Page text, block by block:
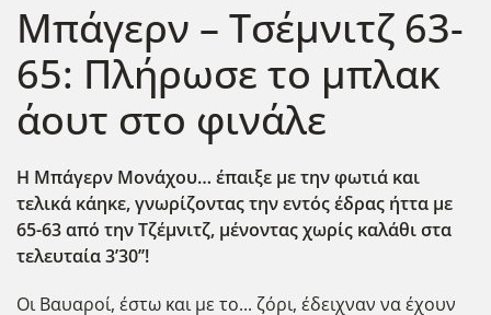
Μπάγερν – Τσέμνιτζ 63-
65: Πλήρωσε το μπλακ
άουτ στο φινάλε
Η Μπάγερν Μονάχου… έπαιξε με την φωτιά και
τελικά κάηκε, γνωρίζοντας την εντός έδρας ήττα με
65-63 από την Τζέμνιτζ, μένοντας χωρίς καλάθι στα
τελευταία 3’30’’!
Οι Βαυαροί, έστω και με το... ζόρι, έδειχναν να έχουν